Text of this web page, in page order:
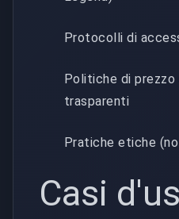
Protocolli di
Politiche di prezzo
trasparenti
Pratiche etiche
Casi